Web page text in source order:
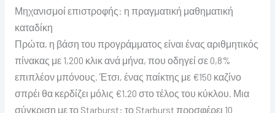
Μηχανισμοί επιστροφής: η πραγματική μαθηματική
καταδίκη
Πρώτα, η βάση του προγράμματος είναι ένας αριθμητικός
πίνακας με 1,200 κλικ ανά μήνα, που οδηγεί σε 0,8%
επιπλέον μπόνους. Έτσι, ένας παίκτης με €150 καζίνο
σπρέι θα κερδίζει μόλις €1.20 στο τέλος του κύκλου. Μια
σύγκριση με το Starburst: το Starburst προσφέρει 10